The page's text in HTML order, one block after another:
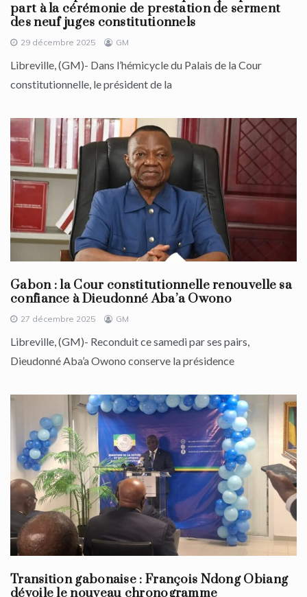
part à la cérémonie de prestation de serment
des neuf juges constitutionnels
29 décembre 2025 GM
Libreville, (GM)- Dans l’hémicycle du Palais de la Cour
constitutionnelle, le président de la
Gabon : la Cour constitutionnelle renouvelle sa
confiance à Dieudonné Aba’a Owono
27 décembre 2025 GM
Libreville, (GM)- Reconduit ce samedi par ses pairs,
Dieudonné Aba’a Owono conserve la présidence
Transition gabonaise : François Ndong Obiang
dévoile le nouveau chronogramme